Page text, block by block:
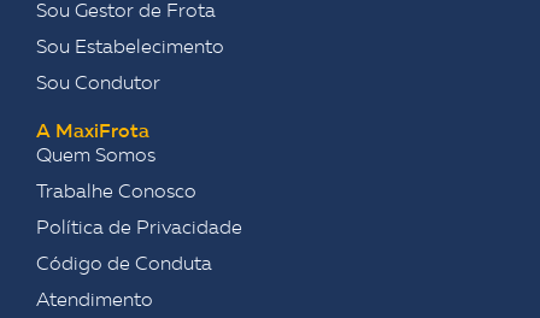
Sou Gestor de Frota
Sou Estabelecimento
Sou Condutor
A MaxiFrota
Quem Somos
Trabalhe Conosco
Política de Privacidade
Código de Conduta
Atendimento